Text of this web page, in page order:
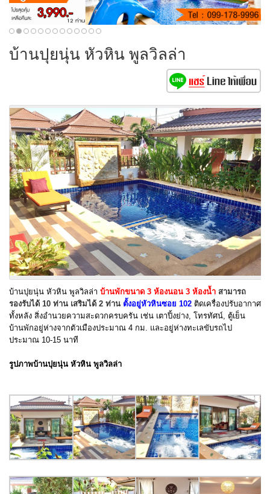
บ้านปุยนุ่น หัวหิน พูลวิลล่า
บ้านปุยนุ่น หัวหิน พูลวิลล่า บ้านพักขนาด 3 ห้องนอน 3 ห้องน้ำ สามารถ
รองรับได้ 10 ท่าน เสริมได้ 2 ท่าน ตั้งอยู่หัวหินซอย 102 ติดเครื่องปรับอากาศ
ทั้งหลัง สิ่งอำนวยความสะดวกครบครัน เช่น เตาปิ้งย่าง, โทรทัศน์, ตู้เย็น
บ้านพักอยู่ห่างจากตัวเมืองประมาณ 4 กม. และอยู่ห่างทะเลขับรถไป
ประมาณ 10-15 นาที
รูปภาพบ้านปุยนุ่น หัวหิน พูลวิลล่า